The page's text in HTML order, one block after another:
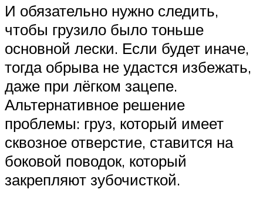
И обязательно нужно следить,
чтобы грузило было тоньше
основной лески. Если будет иначе,
тогда обрыва не удастся избежать,
даже при лёгком зацепе.
Альтернативное решение
проблемы: груз, который имеет
сквозное отверстие, ставится на
боковой поводок, который
закрепляют зубочисткой.